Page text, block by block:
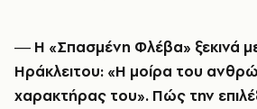
― Η «Σπασμένη Φλέβα» ξεκινά με τη ρήση του
Ηράκλειτου: «Η μοίρα του
χαρακτήρας του». Πώς την